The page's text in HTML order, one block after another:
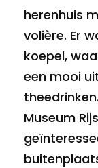
herenhuis
volière. Er
koepel,
een mooi
Museum